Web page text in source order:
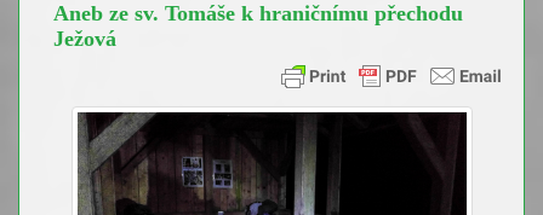
Aneb ze sv. Tomáše k hraničnímu přechodu
Ježová